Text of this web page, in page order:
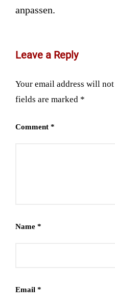
anpassen.
Leave a Reply
Your email address will
fields are marked *
Comment *
Name *
Email *